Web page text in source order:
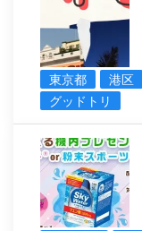
東京都 港区
グッドトリ